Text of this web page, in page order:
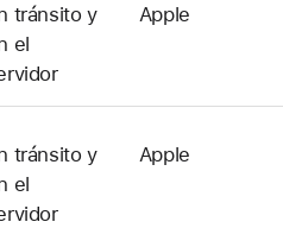
tránsito y
el
Apple
tránsito y
el
Apple